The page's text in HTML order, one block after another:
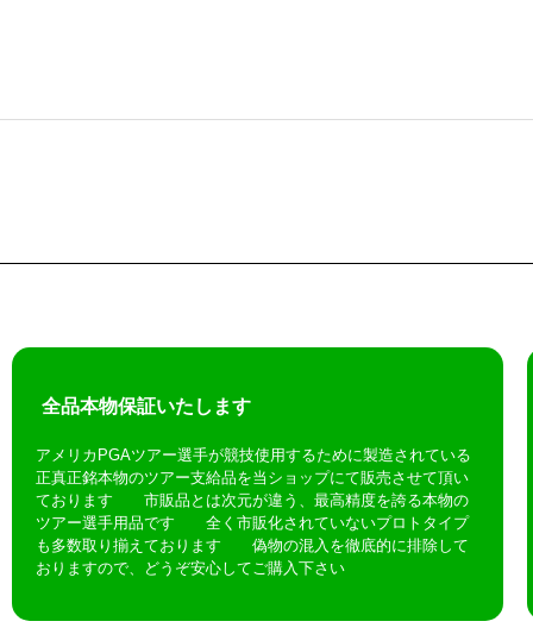
全品本物保証いたします
アメリカPGAツアー選手が競技使用するために製造されている
正真正銘本物のツアー支給品を当ショップにて販売させて頂い
ております 市販品とは次元が違う、最高精度を誇る本物の
ツアー選手用品です 全く市販化されていないプロトタイプ
も多数取り揃えております 偽物の混入を徹底的に排除して
おりますので、どうぞ安心してご購入下さい